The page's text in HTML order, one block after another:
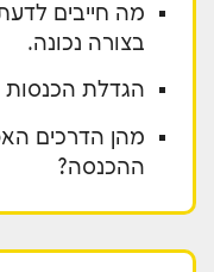
מה חייבים
בצורה נכונה.
הגדלת הכנסות
מהן הדרכים
ההכנסה?